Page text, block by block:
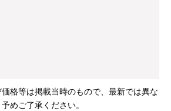
格等は掲載当時のもので、最新では異な
めご了承ください。